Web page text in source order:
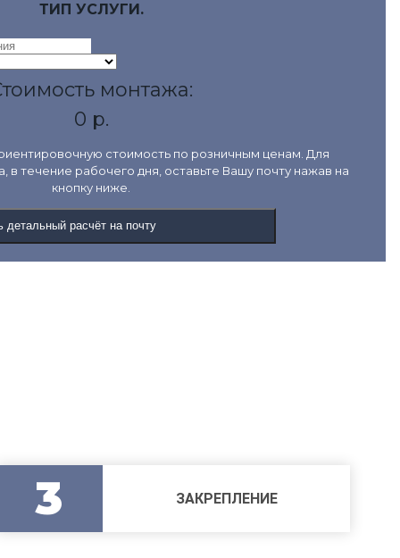
ТИП УСЛУГИ.
монтажа:
0 р.
стоимость по розничным ценам. Для
в течение рабочего дня, оставьте Вашу почту нажав на
кнопку ниже.
детальный расчёт на почту
3 ЗАКРЕПЛЕНИЕ